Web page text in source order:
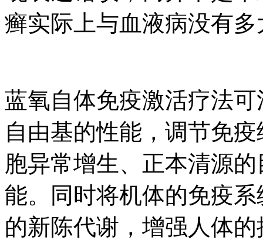
癣实际上与血液病没有
蓝氧自体免疫激活疗法
自由基的性能，调节免
胞异常增生、正本清源
能。同时将机体的免疫
的新陈代谢，增强人体